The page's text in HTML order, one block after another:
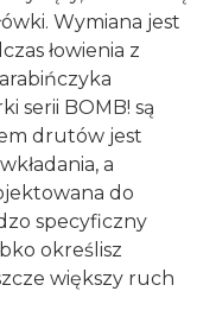
Wymiana jest
łowienia z
serii BOMB! są
drutów jest
a
do
specyficzny
określisz
większy ruch